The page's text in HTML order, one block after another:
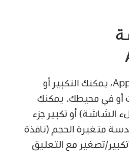
أثناء استخدام Apple Vision Pro، يمكنك التكبير أو
أو في محيطك. يمكنك
الشاشة) أو تكبير جزء
متغيرة الحجم (نافذة
تصغير مع التعليق